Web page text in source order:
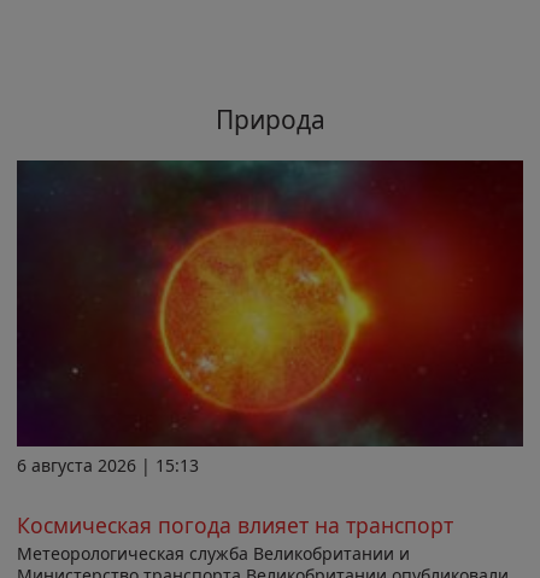
Природа
6 августа 2026 | 15:13
Космическая погода влияет на транспорт
Метеорологическая служба Великобритании и